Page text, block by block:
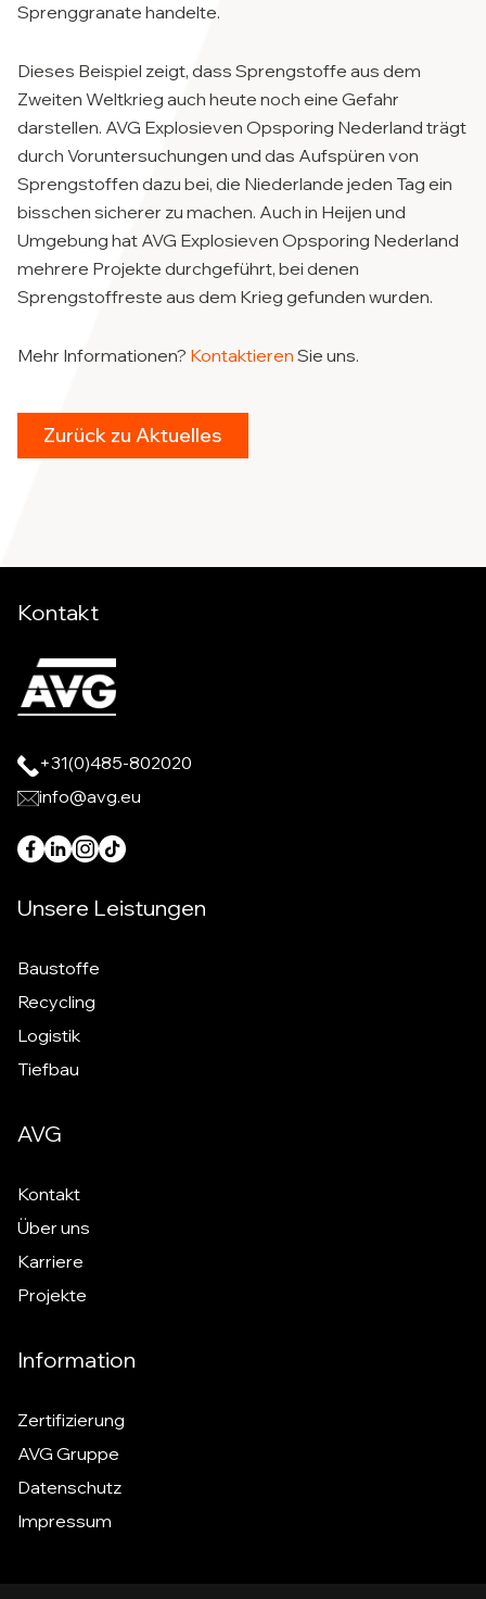
Sprenggranate handelte.
Dieses Beispiel zeigt, dass Sprengstoffe aus dem
Zweiten Weltkrieg auch heute noch eine Gefahr
darstellen. AVG Explosieven Opsporing Nederland trägt
durch Voruntersuchungen und das Aufspüren von
Sprengstoffen dazu bei, die Niederlande jeden Tag ein
bisschen sicherer zu machen. Auch in Heijen und
Umgebung hat AVG Explosieven Opsporing Nederland
mehrere Projekte durchgeführt, bei denen
Sprengstoffreste aus dem Krieg gefunden wurden.
Mehr Informationen? Kontaktieren Sie uns.
Zurück zu Aktuelles
Kontakt
+31(0)485-802020
info@avg.eu
Unsere Leistungen
Baustoffe
Recycling
Logistik
Tiefbau
AVG
Kontakt
Über uns
Karriere
Projekte
Information
Zertifizierung
AVG Gruppe
Datenschutz
Impressum